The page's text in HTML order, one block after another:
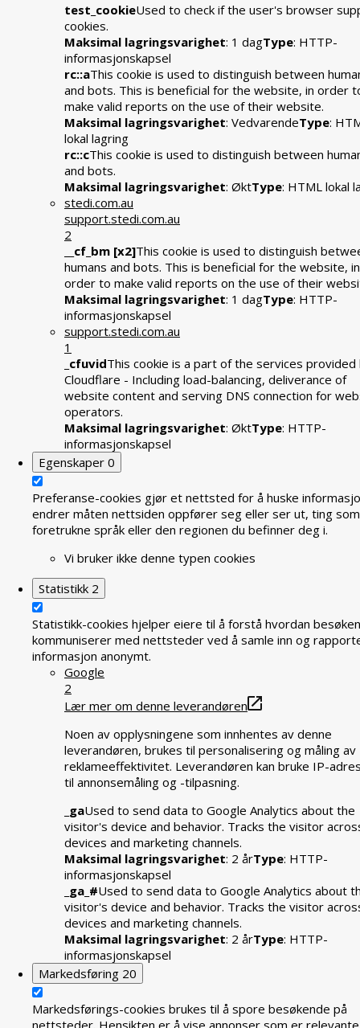
test_cookieUsed to check if the user's browser
cookies.
Maksimal lagringsvarighet: 1 dagType: HTTP-
informasjonskapsel
rc::aThis cookie is used to distinguish between
and bots. This is beneficial for the website, in order
make valid reports on the use of their website.
Maksimal lagringsvarighet: VedvarendeType:
lokal lagring
rc::cThis cookie is used to distinguish between
and bots.
Maksimal lagringsvarighet: ØktType: HTML lokal
stedi.com.au
support.stedi.com.au
2
__cf_bm [x2]This cookie is used to distinguish
humans and bots. This is beneficial for the website, in
order to make valid reports on the use of their
Maksimal lagringsvarighet: 1 dagType: HTTP-
informasjonskapsel
support.stedi.com.au
1
_cfuvidThis cookie is a part of the services provided
Cloudflare - Including load-balancing, deliverance of
website content and serving DNS connection for
operators.
Maksimal lagringsvarighet: ØktType: HTTP-
informasjonskapsel
Egenskaper 0
Preferanse-cookies gjør et nettsted for å huske
endrer måten nettsiden oppfører seg eller ser ut, ting
foretrukne språk eller den regionen du befinner deg i.
Vi bruker ikke denne typen cookies
Statistikk 2
Statistikk-cookies hjelper eiere til å forstå hvordan
kommuniserer med nettsteder ved å samle inn og
informasjon anonymt.
Google
2
Lær mer om denne leverandøren
Noen av opplysningene som innhentes av denne
leverandøren, brukes til personalisering og måling av
reklameeffektivitet. Leverandøren kan bruke IP-
til annonsemåling og -tilpasning.
_gaUsed to send data to Google Analytics about the
visitor's device and behavior. Tracks the visitor
devices and marketing channels.
Maksimal lagringsvarighet: 2 årType: HTTP-
informasjonskapsel
_ga_#Used to send data to Google Analytics about
visitor's device and behavior. Tracks the visitor
devices and marketing channels.
Maksimal lagringsvarighet: 2 årType: HTTP-
informasjonskapsel
Markedsføring 20
Markedsførings-cookies brukes til å spore besøkende på
nettsteder. Hensikten er å vise annonser som er